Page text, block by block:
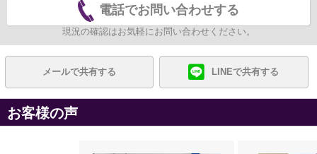
電話でお問い合わせする
現況の確認はお気軽にお問い合わせください。
メールで共有する LINEで共有する
お客様の声